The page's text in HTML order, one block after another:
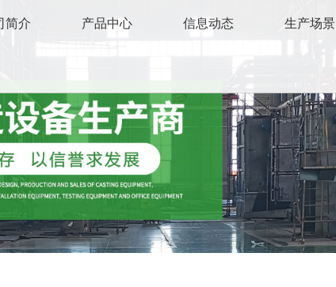
简介 产品中心 信息动态 生产场景